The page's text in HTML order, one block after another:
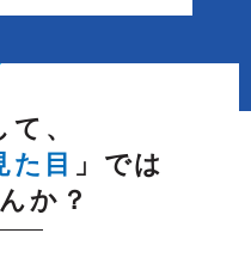
歯周病のリスク
クを８倍も上昇させる可能
能性がある生活習慣や病気
、
た目
」では
か？